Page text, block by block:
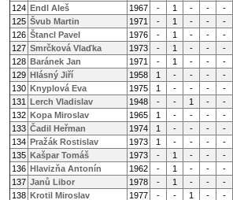
124 Endl Aleš 1967 - 1 - -
-
125 Švub Martin 1971 - 1 - -
-
126 Štancl Pavel 1976 - 1 - -
-
127 Smrčková Vlaďka 1973 - 1 - -
-
128 Baránek Jan 1971 - 1 - -
-
129 Hlásný Jiří 1958 1 - - -
-
130 Knyplová Eva 1975 1 - - -
-
131 Lerch Vladislav 1948 - - 1 -
-
132 Kopa Miroslav 1965 1 - - -
-
133 Čadil Heřman 1974 1 - - -
-
134 Pražák Rostislav 1973 1 - - -
-
135 Kašpar Tomáš 1973 - 1 - -
-
136 Hlavizňa Antonín 1962 - 1 - -
-
137 Janů Libor 1978 - 1 - -
-
138 Krotil Miroslav 1977 - - 1 - -